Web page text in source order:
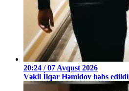
20:24 / 07 Avqust 2026
Vəkil İlqar Həmidov həbs edildi